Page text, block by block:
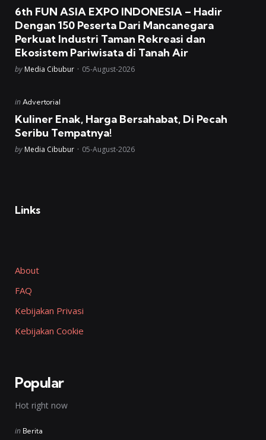
6th FUN ASIA EXPO INDONESIA – Hadir
Dengan 150 Peserta Dari Mancanegara
Perkuat Industri Taman Rekreasi dan
Ekosistem Pariwisata di Tanah Air
Posted
by Media Cibubur 05-August-2026
Posted
in Advertorial
Kuliner Enak, Harga Bersahabat, Di Pecah
Seribu Tempatnya!
Posted
by Media Cibubur 05-August-2026
Links
About
FAQ
Kebijakan Privasi
Kebijakan Cookie
Popular
Hot right now
Posted
in Berita